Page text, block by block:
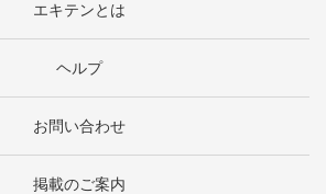
エキテンとは
ヘルプ
お問い合わせ
掲載のご案内